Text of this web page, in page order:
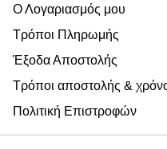
Ο Λογαριασμός μου
Τρόποι Πληρωμής
Έξοδα Αποστολής
Τρόποι αποστολής &
Πολιτική Επιστροφών